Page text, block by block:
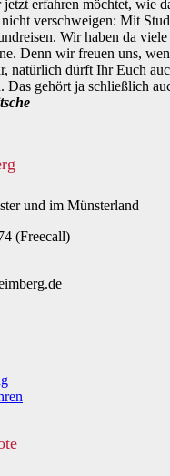
erfahren möchtet, wie
verschweigen: Mit
Wir haben da
Denn wir freuen uns,
natürlich dürft Ihr Euch
Das gehört ja schließlich
und im Münsterland
(Freecall)